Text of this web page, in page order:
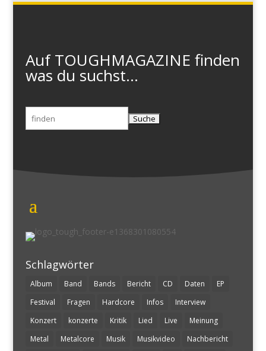
Auf TOUGHMAGAZINE finden
was du suchst...
Suchen
nach:
Schlagwörter
Album Band Bands Bericht CD Daten
EP
Festival
Fragen Hardcore Infos
Interview
Konzert
konzerte Kritik Lied Live
Meinung
Metal
Metalcore Musik Musikvideo Nachbericht